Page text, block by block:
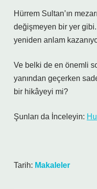
Hürrem Sultan’ın
değişmeyen bir yer
yeniden anlam
Ve belki de en önemli
yanından geçerken
bir hikâyeyi mi?
Şunları da İnceleyin:
Tarih: Makaleler